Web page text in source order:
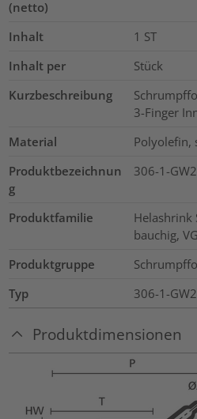
(netto)
Inhalt 1 ST
Inhalt per
Stück
Kurzbeschreibung
3-Finger
Material
Polyolefin,
Produktbezeichnun
g
306-1-
Produktfamilie
Helashrink
bauchig,
Produktgruppe
Typ
306-1-
Produktdimensionen